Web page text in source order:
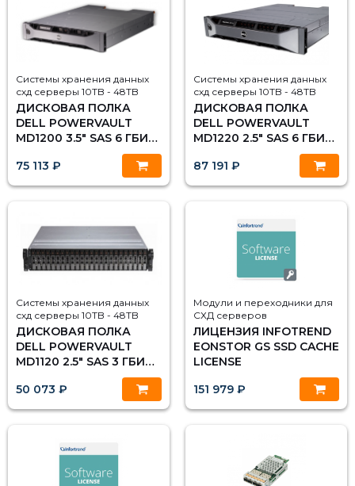
Системы хранения данных
схд серверы 10TB - 48TB
ДИСКОВАЯ ПОЛКА
DELL POWERVAULT
MD1200 3.5" SAS 6 ГБИТ/
75 113 ₽
Системы хранения данных
схд серверы 10TB - 48TB
ДИСКОВАЯ ПОЛКА
DELL POWERVAULT
MD1220 2.5" SAS 6 ГБИТ/
87 191 ₽
Системы хранения данных
схд серверы 10TB - 48TB
ДИСКОВАЯ ПОЛКА
DELL POWERVAULT
MD1120 2.5" SAS 3 ГБИТ/
50 073 ₽
Модули и переходники для
СХД серверов
ЛИЦЕНЗИЯ INFOTREND
EONSTOR GS SSD CACHE
LICENSE
151 979 ₽